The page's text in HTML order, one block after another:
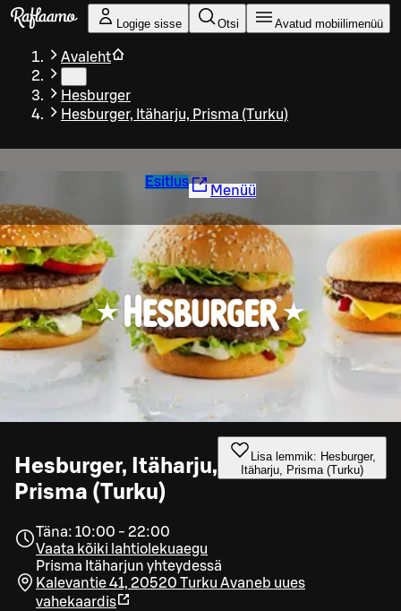
Liigu peamise sisu juurde
Logige sisse Otsi Avatud mobiilimenüü
Avaleht
Hesburger
Hesburger, Itäharju, Prisma (Turku)
Esitlus
Menüü
Hesburger, Itäharju,
Prisma (Turku)
Lisa lemmik: Hesburger,
Itäharju, Prisma (Turku)
Täna: 10:00 - 22:00
Vaata kõiki lahtiolekuaegu
Prisma Itäharjun yhteydessä
Kalevantie 41, 20520 Turku Avaneb uues
vahekaardis